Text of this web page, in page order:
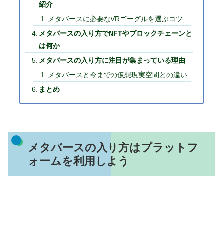
紹介
メタバースに必要なVRゴーグルを選ぶコツ
メタバースの入り方でNFTやブロックチェーンと
は何か
メタバースの入り方に注目が集まっている理由
メタバースと今までの仮想現実空間との違い
まとめ
メタバースの入り方はプラットフ
ォームを利用しよう